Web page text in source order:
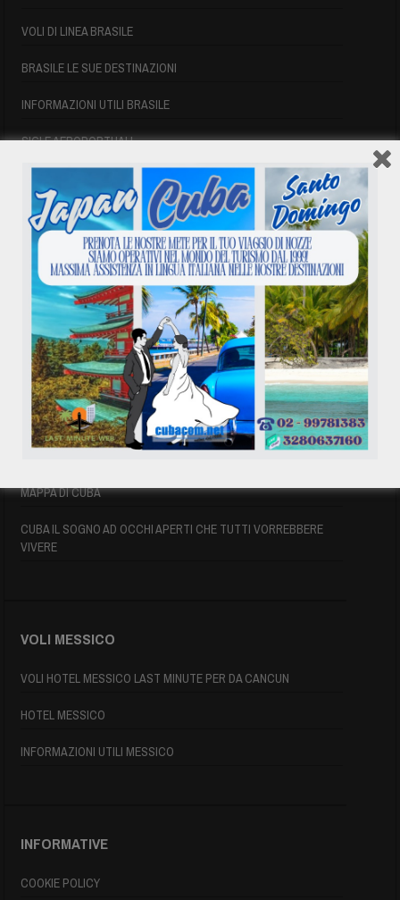
VOLI DI LINEA BRASILE
BRASILE LE SUE DESTINAZIONI
INFORMAZIONI UTILI BRASILE
SIGLE AEROPORTUALI
VOLI CUBA
VOLI CUBA
VOLI CUBA LAST MINUTE
VOLI DI LINEA CUBA
AFFITTO CASE A PLAYA DEL ESTE
ASSICURAZIONE E VISTO CUBA
MAPPA DI CUBA
CUBA IL SOGNO AD OCCHI APERTI CHE TUTTI VORREBBERE
VIVERE
VOLI MESSICO
VOLI HOTEL MESSICO LAST MINUTE PER DA CANCUN
HOTEL MESSICO
INFORMAZIONI UTILI MESSICO
INFORMATIVE
COOKIE POLICY